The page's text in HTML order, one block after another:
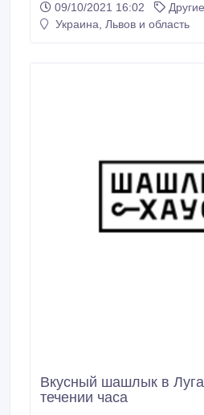
собственного изготовления.
отличается наивысшим
09/10/2021 16:02
Украина, Львов и область
Вкусный шашлык в
течении часа